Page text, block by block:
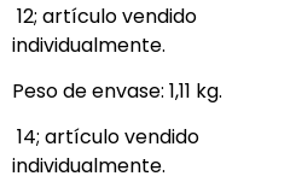
12; artículo vendido
individualmente.
Peso de envase: 1,11 kg.
14; artículo vendido
individualmente.